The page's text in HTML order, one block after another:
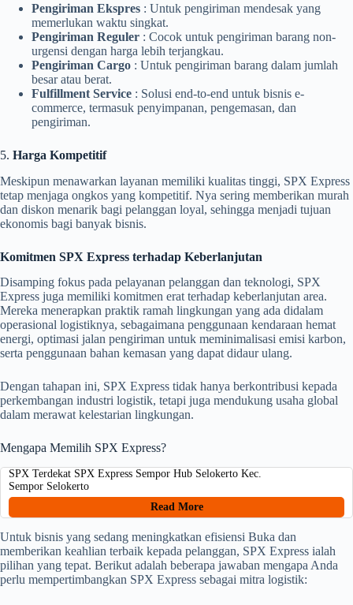
Pengiriman Ekspres : Untuk pengiriman mendesak yang
memerlukan waktu singkat.
Pengiriman Reguler : Cocok untuk pengiriman barang non-
urgensi dengan harga lebih terjangkau.
Pengiriman Cargo : Untuk pengiriman barang dalam jumlah
besar atau berat.
Fulfillment Service : Solusi end-to-end untuk bisnis e-
commerce, termasuk penyimpanan, pengemasan, dan
pengiriman.
5. Harga Kompetitif
Meskipun menawarkan layanan memiliki kualitas tinggi, SPX Express
tetap menjaga ongkos yang kompetitif. Nya sering memberikan murah
dan diskon menarik bagi pelanggan loyal, sehingga menjadi tujuan
ekonomis bagi banyak bisnis.
Komitmen SPX Express terhadap Keberlanjutan
Disamping fokus pada pelayanan pelanggan dan teknologi, SPX
Express juga memiliki komitmen erat terhadap keberlanjutan area.
Mereka menerapkan praktik ramah lingkungan yang ada didalam
operasional logistiknya, sebagaimana penggunaan kendaraan hemat
energi, optimasi jalan pengiriman untuk meminimalisasi emisi karbon,
serta penggunaan bahan kemasan yang dapat didaur ulang.
Dengan tahapan ini, SPX Express tidak hanya berkontribusi kepada
perkembangan industri logistik, tetapi juga mendukung usaha global
dalam merawat kelestarian lingkungan.
Mengapa Memilih SPX Express?
SPX Terdekat SPX Express Sempor Hub Selokerto Kec.
Sempor Selokerto
Read More
Untuk bisnis yang sedang meningkatkan efisiensi Buka dan
memberikan keahlian terbaik kepada pelanggan, SPX Express ialah
pilihan yang tepat. Berikut adalah beberapa jawaban mengapa Anda
perlu mempertimbangkan SPX Express sebagai mitra logistik: